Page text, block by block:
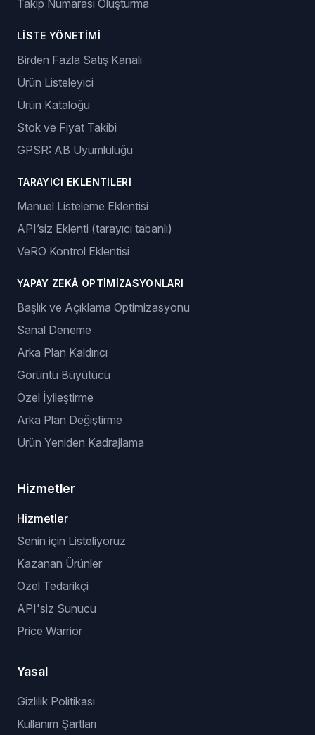
Takip Numarası Oluşturma
LISTE YÖNETIMI
Birden Fazla Satış Kanalı
Ürün Listeleyici
Ürün Kataloğu
Stok ve Fiyat Takibi
GPSR: AB Uyumluluğu
TARAYICI EKLENTILERI
Manuel Listeleme Eklentisi
API’siz Eklenti (tarayıcı tabanlı)
VeRO Kontrol Eklentisi
YAPAY ZEKÂ OPTIMIZASYONLARI
Başlık ve Açıklama Optimizasyonu
Sanal Deneme
Arka Plan Kaldırıcı
Görüntü Büyütücü
Özel İyileştirme
Arka Plan Değiştirme
Ürün Yeniden Kadrajlama
Hizmetler
Hizmetler
Senin için Listeliyoruz
Kazanan Ürünler
Özel Tedarikçi
API'siz Sunucu
Price Warrior
Yasal
Gizlilik Politikası
Kullanım Şartları